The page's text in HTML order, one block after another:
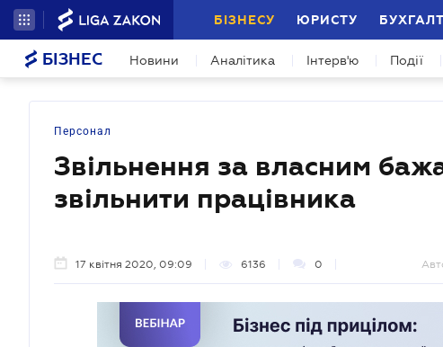
БІЗНЕСУ ЮРИСТУ
БІЗНЕС Новини Аналітика Інтерв'ю Події
Персонал
Звільнення за власним
звільнити працівника
17 квітня 2020, 09:09 6136 0